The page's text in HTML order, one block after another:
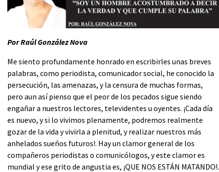
Por Raúl González Nova
Me siento profundamente honrado en escribirles unas breves
palabras, como periodista, comunicador social, he conocido la
persecución, las amenazas, y la censura de muchas formas,
pero aun así pienso que el peor de los pecados sigue siendo
engañar a nuestros lectores, televidentes u oyentes. ¡Cada día
es nuevo, y si lo vivimos plenamente, podremos realmente
gozar de la vida y vivirla a plenitud, y realizar nuestros más
anhelados sueños futuros!. Hay un clamor general de los
compañeros periodistas o comunicólogos, y este clamor es
mundial y ese grito de angustia es, ¡QUE NOS ESTÁN MATANDO!.